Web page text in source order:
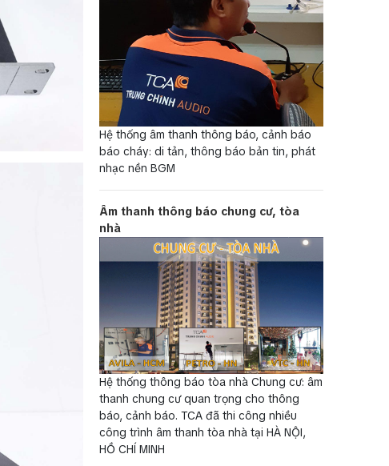
Hệ thống âm thanh thông báo, cảnh báo
báo cháy: di tản, thông báo bản tin, phát
nhạc nền BGM
Âm thanh thông báo chung cư, tòa
nhà
Hệ thống thông báo tòa nhà Chung cư: âm
thanh chung cư quan trọng cho thông
báo, cảnh báo. TCA đã thi công nhiều
công trình âm thanh tòa nhà tại HÀ NỘI,
HỒ CHÍ MINH